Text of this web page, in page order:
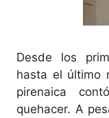
Desde los
hasta el último
pirenaica
quehacer. A